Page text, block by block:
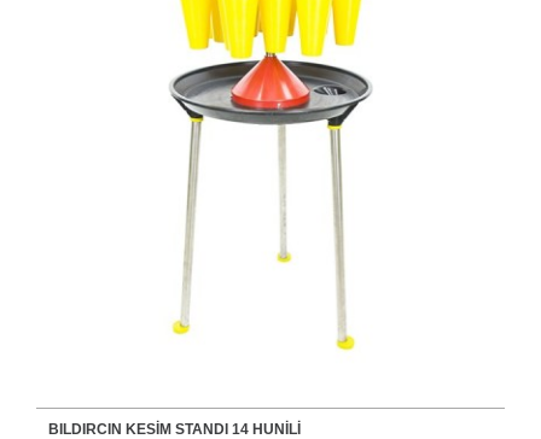
BILDIRCIN KESİM STANDI 14 HUNİLİ